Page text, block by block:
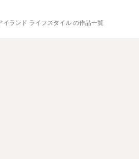
イランド ライフスタイル の作品一覧